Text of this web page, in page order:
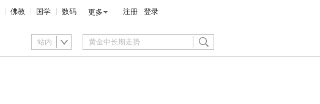
佛教 国学 数码 更多 注册 登录
站内